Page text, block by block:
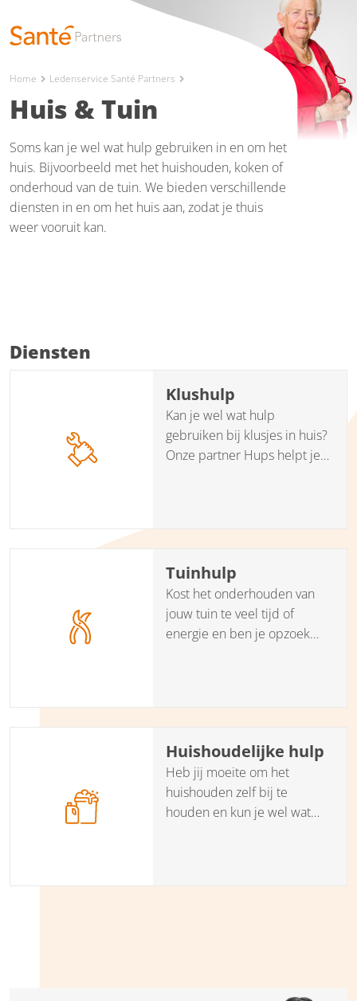
Home chevron_right Ledenservice Santé Partners chevron_right
Huis & Tuin
Soms kan je wel wat hulp gebruiken in en om het
huis. Bijvoorbeeld met het huishouden, koken of
onderhoud van de tuin. We bieden verschillende
diensten in en om het huis aan, zodat je thuis
weer vooruit kan.
Diensten
Klushulp
Kan je wel wat hulp
gebruiken bij klusjes in huis?
Onze partner Hups helpt je
Tuinhulp
Kost het onderhouden van
jouw tuin te veel tijd of
energie en ben je opzoek
Huishoudelijke hulp
Heb jij moeite om het
huishouden zelf bij te
houden en kun je wel wat